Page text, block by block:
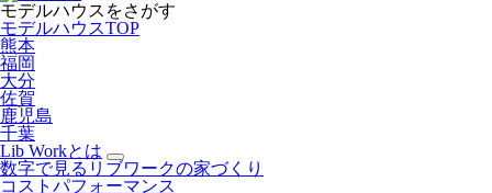
モデルハウスをさがす
モデルハウスTOP
熊本
福岡
大分
佐賀
鹿児島
千葉
Lib Workとは
数字で見るリブワークの家づくり
コストパフォーマンス